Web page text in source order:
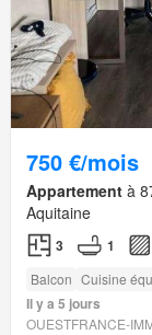
750 €/mois
Appartement à
Aquitaine
3 1
Balcon Cuisine
Il y a 5 jours
OUESTFRANCE-